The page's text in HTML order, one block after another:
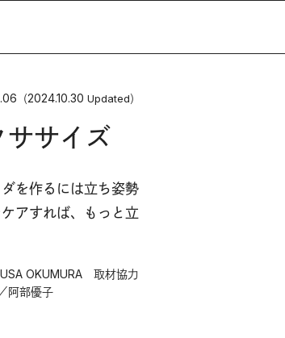
（2024.10.30 Updated）
ササイズ
を作るには立ち姿勢
アすれば、もっと立
OKUMURA 取材協力
阿部優子